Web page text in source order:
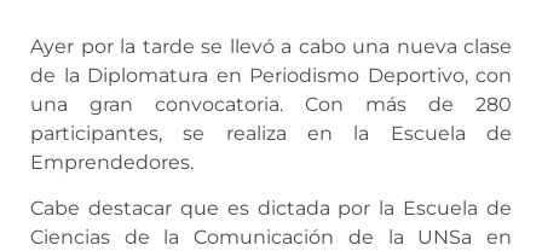
Ayer por la tarde se llevó a cabo una nueva clase
de la Diplomatura en Periodismo Deportivo, con
una gran convocatoria. Con más de 280
participantes, se realiza en la Escuela de
Emprendedores.
Cabe destacar que es dictada por la Escuela de
Ciencias de la Comunicación de la UNSa en